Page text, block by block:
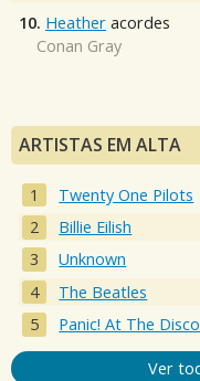
10. Heather acordes
Conan Gray
ARTISTAS EM ALTA
Twenty One Pilots
Billie Eilish
Unknown
The Beatles
Panic! At The Disco
Ver